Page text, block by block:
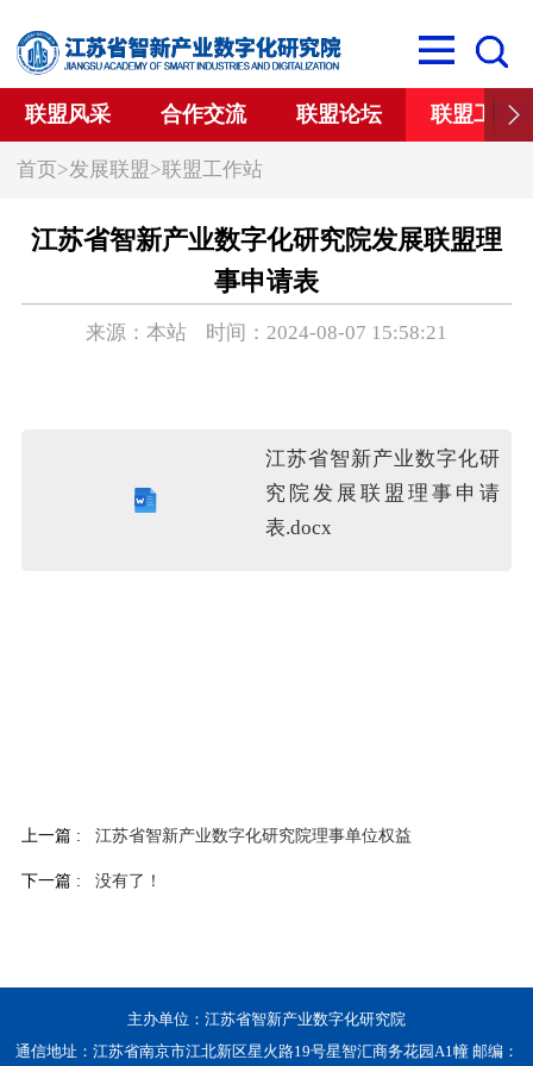
联盟风采 合作交流 联盟论坛 联盟工作
首页>发展联盟>联盟工作站
江苏省智新产业数字化研究院发展联盟理
事申请表
来源：本站 时间：2024-08-07 15:58:21
江苏省智新产业数字化研
究院发展联盟理事申请
表.docx
上一篇 : 江苏省智新产业数字化研究院理事单位权益
下一篇 : 没有了！
主办单位：江苏省智新产业数字化研究院
通信地址：江苏省南京市江北新区星火路19号星智汇商务花园A1幢 邮编：